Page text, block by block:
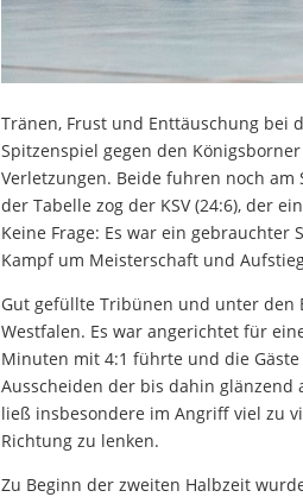
Tränen, Frust und Enttäuschung bei
Spitzenspiel gegen den
Verletzungen. Beide fuhren noch
der Tabelle zog der KSV (24:6), der
Keine Frage: Es war ein
Kampf um Meisterschaft und
Gut gefüllte Tribünen und unter den
Westfalen. Es war angerichtet für
Minuten mit 4:1 führte und die
Ausscheiden der bis dahin glänzend
ließ insbesondere im Angriff viel zu
Richtung zu lenken.
Zu Beginn der zweiten Halbzeit